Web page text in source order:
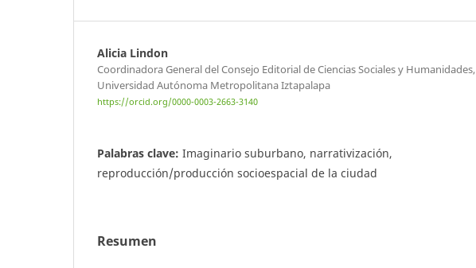
Alicia Lindon
Coordinadora General del Consejo Editorial de Ciencias Sociales y Humanidades,
Universidad Autónoma Metropolitana Iztapalapa
https://orcid.org/0000-0003-2663-3140
Palabras clave: Imaginario suburbano, narrativización,
reproducción/producción socioespacial de la ciudad
Resumen